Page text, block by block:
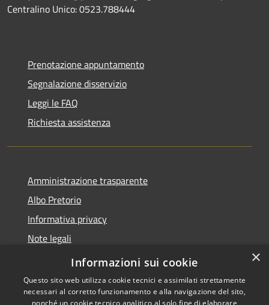
Centralino Unico: 0523.788444
Prenotazione appuntamento
Segnalazione disservizio
Leggi le FAQ
Richiesta assistenza
Amministrazione trasparente
Albo Pretorio
Informativa privacy
Note legali
Dichiarazione di accessibilità
×
Informazioni sui cookie
Questo sito web utilizza cookie tecnici e assimilati strettamente
necessari al corretto funzionamento e alla navigazione del sito,
nonché un cookie tecnico analitico al solo fine di elaborare